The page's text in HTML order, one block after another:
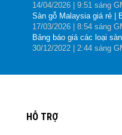
14/04/2026 | 9:51 sáng
Sàn gỗ Malaysia giá rẻ |
17/03/2026 | 8:54 sáng
Bảng báo giá các loại
30/12/2022 | 2:44 sáng
HỖ TRỢ